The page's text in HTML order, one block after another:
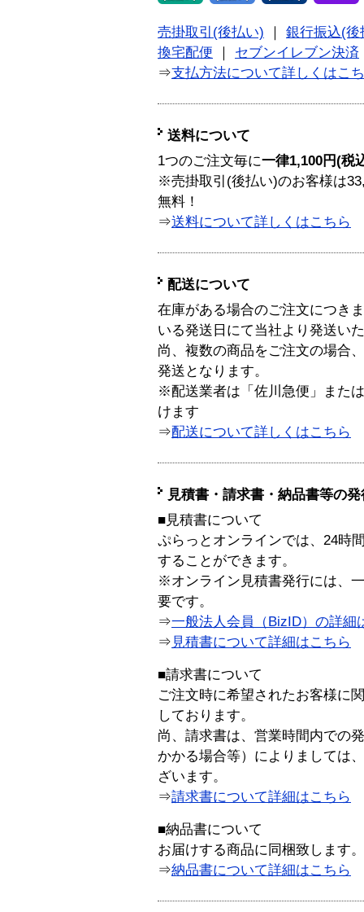
売掛取引(後払い)
銀行振込(後
換宅配便
セブンイレブン決済
⇒支払方法について詳しくはこ
送料について
1つのご注文毎に一律1,100円(税
※売掛取引(後払い)のお客様は
無料！
⇒送料について詳しくはこちら
配送について
在庫がある場合のご注文につき
いる発送日にて当社より発送い
尚、複数の商品をご注文の場合
発送となります。
※配送業者は「佐川急便」また
けます
⇒配送について詳しくはこちら
見積書・請求書・納品書等の
■見積書について
ぷらっとオンラインでは、24時
することができます。
※オンライン見積書発行には、
要です。
⇒一般法人会員（BizID）の詳細
⇒ 見積書について詳細はこちら
■請求書について
ご注文時に希望されたお客様に
しております。
尚、請求書は、営業時間内での
かかる場合等）によりましては
ざいます。
⇒請求書について詳細はこちら
■納品書について
お届けする商品に同梱致します。
⇒納品書について詳細はこちら